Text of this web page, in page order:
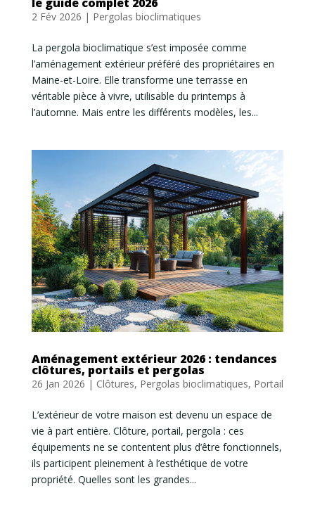
2 Fév 2026 | Pergolas bioclimatiques
La pergola bioclimatique s’est imposée comme
l’aménagement extérieur préféré des propriétaires en
Maine-et-Loire. Elle transforme une terrasse en
véritable pièce à vivre, utilisable du printemps à
l’automne. Mais entre les différents modèles, les...
Aménagement extérieur 2026 : tendances
clôtures, portails et pergolas
26 Jan 2026 | Clôtures, Pergolas bioclimatiques, Portail
L’extérieur de votre maison est devenu un espace de
vie à part entière. Clôture, portail, pergola : ces
équipements ne se contentent plus d’être fonctionnels,
ils participent pleinement à l’esthétique de votre
propriété. Quelles sont les grandes...